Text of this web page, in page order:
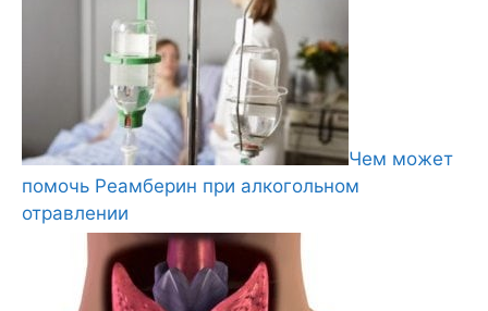
Чем может
помочь Реамберин при алкогольном
отравлении